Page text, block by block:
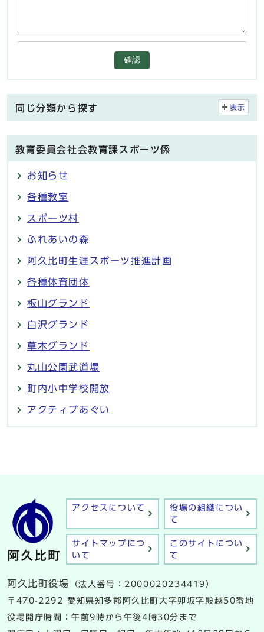
確認
同じ分類から探す 表示
教育委員会社会教育課スポーツ係
お知らせ
各種教室
スポーツ村
ふれあいの森
阿久比町生涯スポーツ推進計画
各種体育団体
板山グランド
白沢グランド
草木グランド
丸山公園武道場
町内小中学校開放
アクティブあぐい
アクセスについて
役場の組織につい
て
サイトマップにつ
いて
このサイトについ
て
阿久比町役場
（法人番号：2000020234419）
〒470-2292 愛知県知多郡阿久比町大字卯坂字殿越50番地
役場開庁時間：午前9時から午後4時30分まで